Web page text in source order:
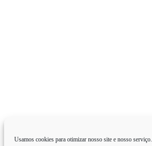
Usamos cookies para otimizar nosso site e nosso serviço.